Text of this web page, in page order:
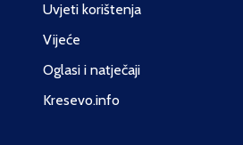
Uvjeti korištenja
Vijeće
Oglasi i natječaji
Kresevo.info